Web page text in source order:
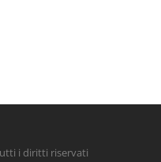
i diritti riservati